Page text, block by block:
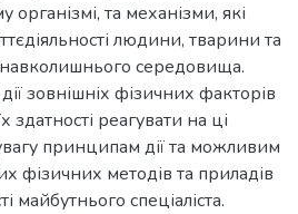
та механізми, які
людини, тварини та
середовища.
зовнішніх фізичних факторів
здатності реагувати на ці
принципам дії та можливим
фізичних методів та приладів
майбутнього спеціаліста.